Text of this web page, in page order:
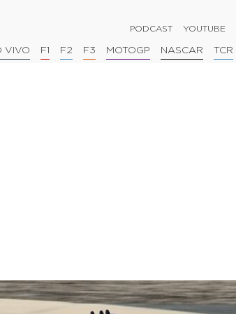
PODCAST YOUTUBE
VIVO F1 F2 F3 MOTOGP NASCAR TCR